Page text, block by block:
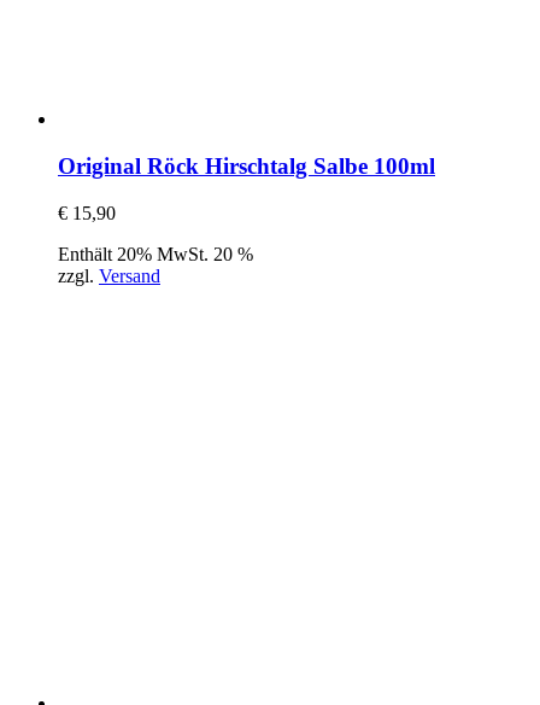
Original Röck Hirschtalg Salbe 100ml
€ 15,90
Enthält 20% MwSt. 20 %
zzgl. Versand